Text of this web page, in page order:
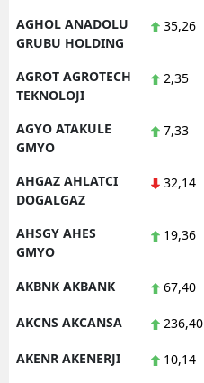
AGHOL ANADOLU
GRUBU HOLDING
35,26
AGROT AGROTECH
TEKNOLOJI
2,35
AGYO ATAKULE
GMYO
7,33
AHGAZ AHLATCI
DOGALGAZ
32,14
AHSGY AHES
GMYO
19,36
AKBNK AKBANK 67,40
AKCNS AKCANSA 236,40
AKENR AKENERJI 10,14